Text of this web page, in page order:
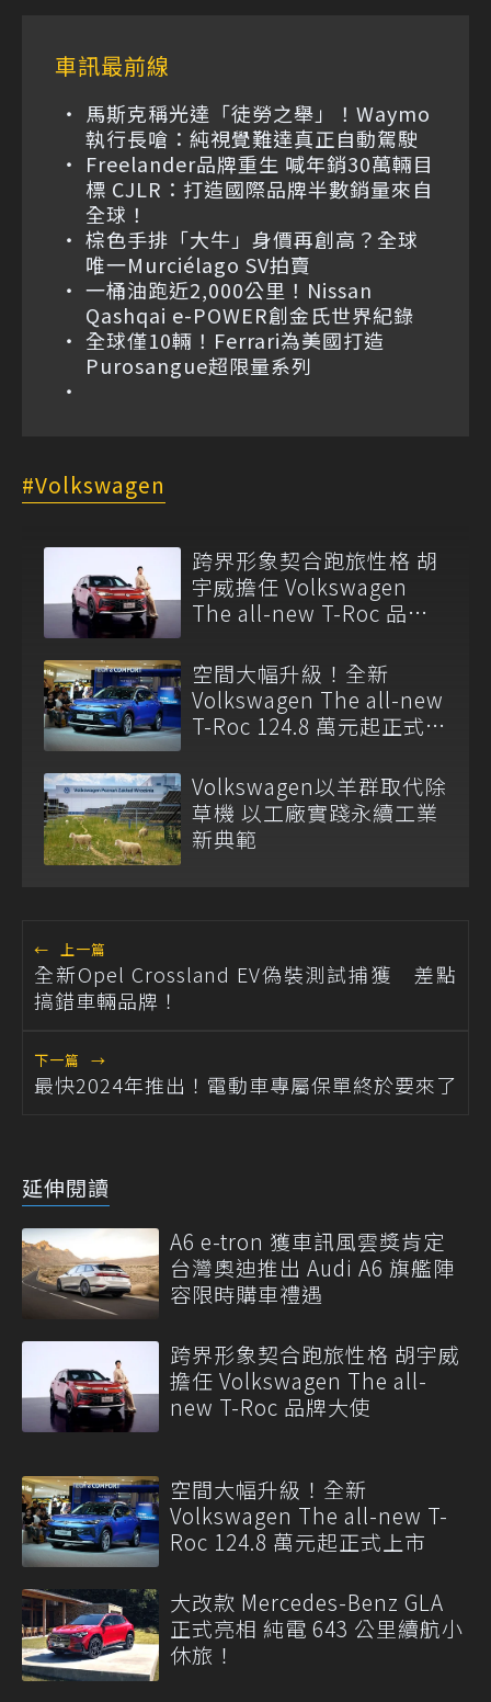
車訊最前線
馬斯克稱光達「徒勞之舉」！Waymo
執行長嗆：純視覺難達真正自動駕駛
Freelander品牌重生 喊年銷30萬輛目
標 CJLR：打造國際品牌半數銷量來自
全球！
棕色手排「大牛」身價再創高？全球
唯一Murciélago SV拍賣
一桶油跑近2,000公里！Nissan
Qashqai e-POWER創金氏世界紀錄
全球僅10輛！Ferrari為美國打造
Purosangue超限量系列
Volkswagen
跨界形象契合跑旅性格 胡
宇威擔任 Volkswagen
The all-new T-Roc 品牌
空間大幅升級！全新
Volkswagen The all-new
T-Roc 124.8 萬元起正式上
Volkswagen以羊群取代除
草機 以工廠實踐永續工業
新典範
← 上一篇
全新Opel Crossland EV偽裝測試捕獲 差點
搞錯車輛品牌！
下一篇 →
最快2024年推出！電動車專屬保單終於要來了
延伸閱讀
A6 e-tron 獲車訊風雲獎肯定
台灣奧迪推出 Audi A6 旗艦陣
容限時購車禮遇
跨界形象契合跑旅性格 胡宇威
擔任 Volkswagen The all-
new T-Roc 品牌大使
空間大幅升級！全新
Volkswagen The all-new T-
Roc 124.8 萬元起正式上市
大改款 Mercedes-Benz GLA
正式亮相 純電 643 公里續航小
休旅！